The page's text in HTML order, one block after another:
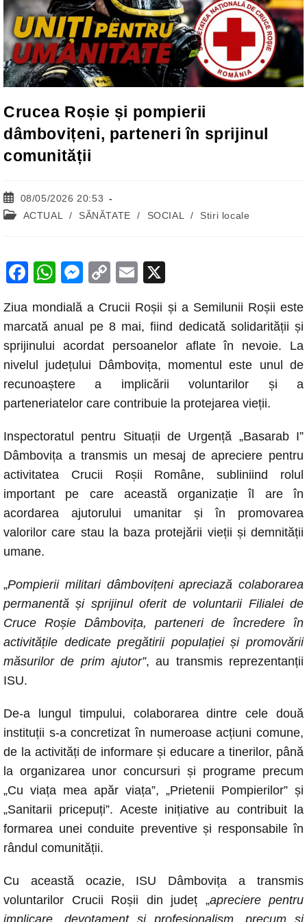
Crucea Roșie și pompierii
dâmbovițeni, parteneri în sprijinul
comunității
Post
published:
08/05/2026 20:53
Post ACTUAL / SĂNĂTATE / SOCIAL / Stiri locale
F
c
e
b
o
o
W
at
s
A
p
p
M
ss
e
n
g
er
C
p
y
Li
n
k
E
ail
Ziua mondială a Crucii Roșii și a Semilunii Roșii este
marcată anual pe 8 mai, fiind dedicată solidarității și
sprijinului acordat persoanelor aflate în nevoie. La
nivelul județului Dâmbovița, momentul este unul de
recunoaștere a implicării voluntarilor și a
parteneriatelor care contribuie la protejarea vieții.
Inspectoratul pentru Situații de Urgență „Basarab I”
Dâmbovița a transmis un mesaj de apreciere pentru
activitatea Crucii Roșii Române, subliniind rolul
important pe care această organizație îl are în
acordarea ajutorului umanitar și în promovarea
valorilor care stau la baza protejării vieții și demnității
umane.
„Pompierii militari dâmbovițeni apreciază colaborarea
permanentă și sprijinul oferit de voluntarii Filialei de
Cruce Roșie Dâmbovița, parteneri de încredere în
activitățile dedicate pregătirii populației și promovării
măsurilor de prim ajutor”, au transmis reprezentanții
ISU.
De-a lungul timpului, colaborarea dintre cele două
instituții s-a concretizat în numeroase acțiuni comune,
de la activități de informare și educare a tinerilor, până
la organizarea unor concursuri și programe precum
„Cu viața mea apăr viața”, „Prietenii Pompierilor” și
„Sanitarii pricepuți”. Aceste inițiative au contribuit la
formarea unei conduite preventive și responsabile în
rândul comunității.
Cu această ocazie, ISU Dâmbovița a transmis
voluntarilor Crucii Roșii din județ „apreciere pentru
implicare, devotament și profesionalism, precum și